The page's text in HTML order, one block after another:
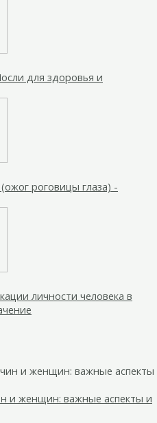
для здоровья и
роговицы глаза) -
личности человека в
и женщин: важные аспекты и